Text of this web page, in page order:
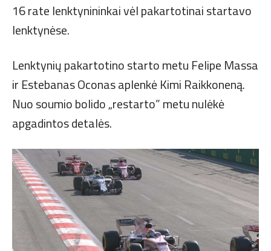
16 rate lenktynininkai vėl pakartotinai startavo
lenktynėse.
Lenktynių pakartotino starto metu Felipe Massa
ir Estebanas Oconas aplenkė Kimi Raikkoneną.
Nuo soumio bolido „restarto” metu nulėkė
apgadintos detalės.